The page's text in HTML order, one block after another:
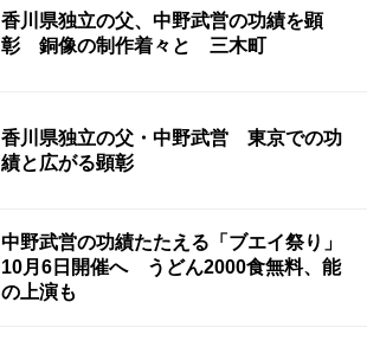
香川県独立の父、中野武営の功績を顕
彰 銅像の制作着々と 三木町
香川県独立の父・中野武営 東京での功
績と広がる顕彰
中野武営の功績たたえる「ブエイ祭り」
10月6日開催へ うどん2000食無料、能
の上演も